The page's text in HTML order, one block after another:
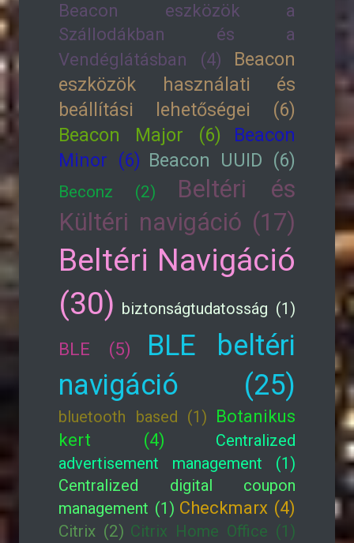
Beacon eszközök a
Szállodákban és a
Vendéglátásban (4)
Beacon
eszközök használati és
beállítási lehetőségei (6)
Beacon Major (6)
Beacon
Minor (6) Beacon UUID (6)
Beconz (2)
Beltéri és
Kültéri navigáció (17)
Beltéri Navigáció
(30) biztonságtudatosság (1)
BLE (5)
BLE beltéri
navigáció (25)
bluetooth based (1) Botanikus
kert (4)
Centralized
advertisement management (1)
Centralized digital coupon
management (1) Checkmarx (4)
Citrix (2) Citrix Home Office (1)